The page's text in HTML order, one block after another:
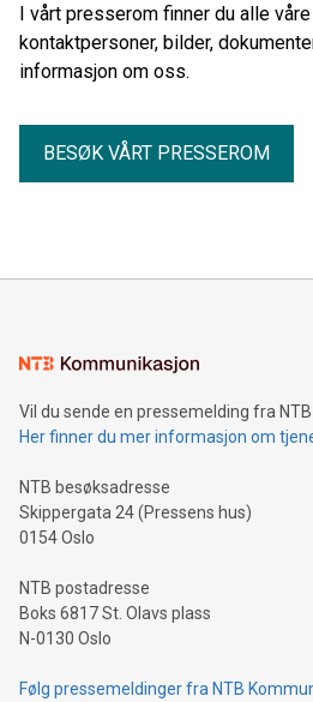
I vårt presserom finner du alle
kontaktpersoner, bilder,
informasjon om oss.
BESØK VÅRT PRESSEROM
Vil du sende en pressemelding fra
Her finner du mer informasjon om
NTB besøksadresse
Skippergata 24 (Pressens hus)
0154 Oslo
NTB postadresse
Boks 6817 St. Olavs plass
N-0130 Oslo
Følg pressemeldinger fra NTB